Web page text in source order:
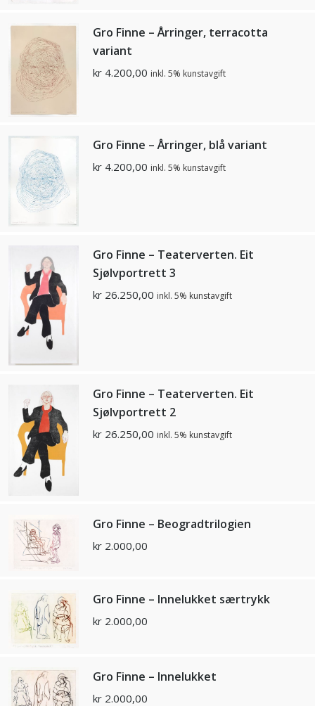
Gro Finne – Årringer, terracotta
variant
kr 4.200,00 inkl. 5% kunstavgift
Gro Finne – Årringer, blå variant
kr 4.200,00 inkl. 5% kunstavgift
Gro Finne – Teaterverten. Eit
Sjølvportrett 3
kr 26.250,00 inkl. 5% kunstavgift
Gro Finne – Teaterverten. Eit
Sjølvportrett 2
kr 26.250,00 inkl. 5% kunstavgift
Gro Finne – Beogradtrilogien
kr 2.000,00
Gro Finne – Innelukket særtrykk
kr 2.000,00
Gro Finne – Innelukket
kr 2.000,00